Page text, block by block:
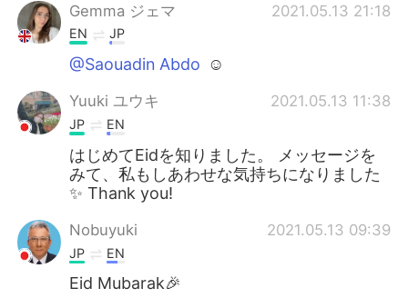
Русский
Indonesia Italiano
Türkçe
Português
Gemma ジェマ 2021.05.13 21:18
EN JP
@Saouadin Abdo ☺
Yuuki ユウキ 2021.05.13 11:38
JP EN
はじめてEidを知りました。 メッセージを
みて、私もしあわせな気持ちになりました
✨ Thank you!
Nobuyuki 2021.05.13 09:39
JP EN
Eid Mubarak🎉